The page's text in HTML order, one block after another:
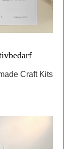
Craft Kits